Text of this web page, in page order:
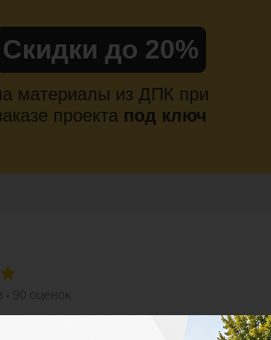
Скидки до 20%
материалы из ДПК при
проекта под ключ